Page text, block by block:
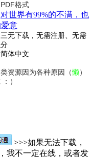
PDF格式
对世界有99%的不满，也
意
三无下载，无需注册、无需
简体中文
资源因为各种原因（懒）
）
>>>如果无法下载，
我不一定在线，或者发